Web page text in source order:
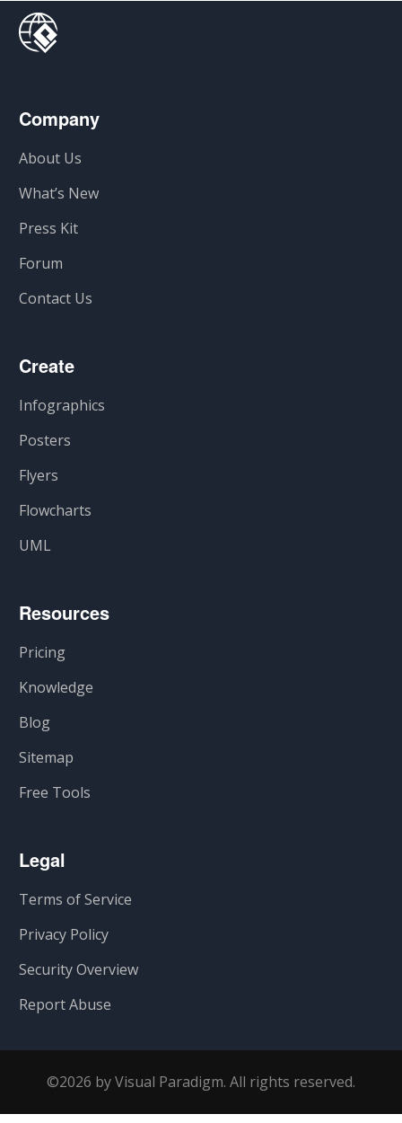
Company
About Us
What’s New
Press Kit
Forum
Contact Us
Create
Infographics
Posters
Flyers
Flowcharts
UML
Resources
Pricing
Knowledge
Blog
Sitemap
Free Tools
Legal
Terms of Service
Privacy Policy
Security Overview
Report Abuse
©2026 by Visual Paradigm. All rights reserved.